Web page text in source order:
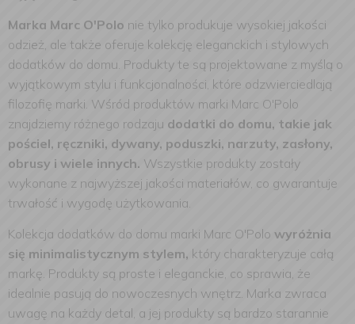
Marka Marc O'Polo nie tylko produkuje wysokiej jakości
odzież, ale także oferuje kolekcję eleganckich i stylowych
dodatków do domu. Produkty te są projektowane z myślą o
wyjątkowym stylu i funkcjonalności, które odzwierciedlają
filozofię marki. Wśród produktów marki Marc O'Polo
znajdziemy różnego rodzaju dodatki do domu, takie jak
pościel, ręczniki, dywany, poduszki, narzuty, zasłony,
obrusy i wiele innych. Wszystkie produkty zostały
wykonane z najwyższej jakości materiałów, co gwarantuje
trwałość i wygodę użytkowania.
Kolekcja dodatków do domu marki Marc O'Polo wyróżnia
się minimalistycznym stylem, który charakteryzuje całą
markę. Produkty są proste i eleganckie, co sprawia, że
idealnie pasują do nowoczesnych wnętrz. Marka zwraca
uwagę na każdy detal, a jej produkty są bardzo starannie